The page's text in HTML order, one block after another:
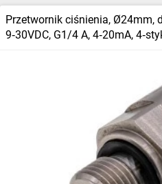
Przetwornik ciśnienia, Ø24mm,
9‑30VDC, G1/4 A, 4‑20mA,